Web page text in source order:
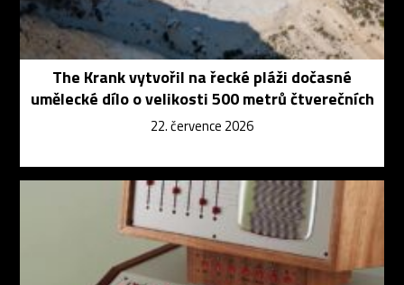
The Krank vytvořil na řecké pláži dočasné
umělecké dílo o velikosti 500 metrů čtverečních
22. července 2026